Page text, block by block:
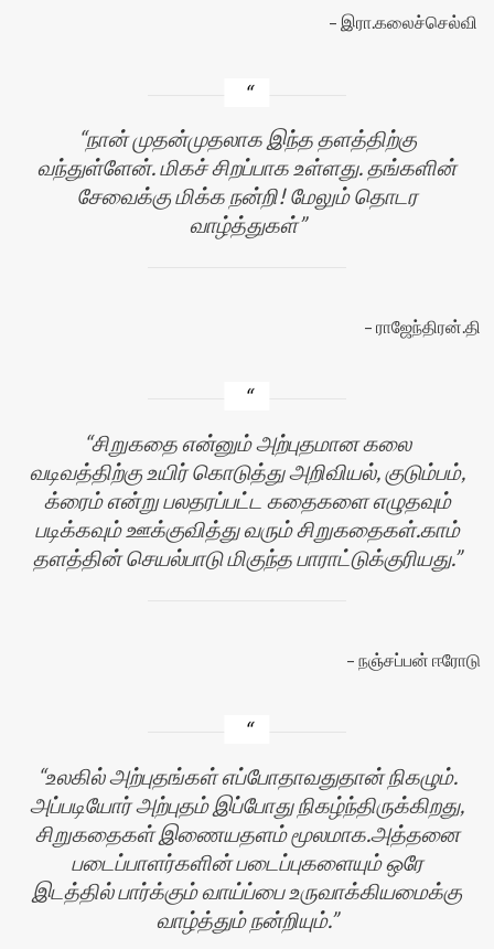
இரா.கலைச்செல்வி
நான் முதன்முதலாக இந்த தளத்திற்கு
வந்துள்ளேன். மிகச் சிறப்பாக உள்ளது. தங்களின்
சேவைக்கு மிக்க நன்றி! மேலும் தொடர
வாழ்த்துகள்
ராஜேந்திரன்.தி
சிறுகதை என்னும் அற்புதமான கலை
வடிவத்திற்கு உயிர் கொடுத்து அறிவியல், குடும்பம்,
க்ரைம் என்று பலதரப்பட்ட கதைகளை எழுதவும்
படிக்கவும் ஊக்குவித்து வரும் சிறுகதைகள்.காம்
தளத்தின் செயல்பாடு மிகுந்த பாராட்டுக்குரியது.
நஞ்சப்பன் ஈரோடு
உலகில் அற்புதங்கள் எப்போதாவதுதான் நிகழும்.
அப்படியோர் அற்புதம் இப்போது நிகழ்ந்திருக்கிறது,
சிறுகதைகள் இணையதளம் மூலமாக.அத்தனை
படைப்பாளர்களின் படைப்புகளையும் ஒரே
இடத்தில் பார்க்கும் வாய்ப்பை உருவாக்கியமைக்கு
வாழ்த்தும் நன்றியும்.